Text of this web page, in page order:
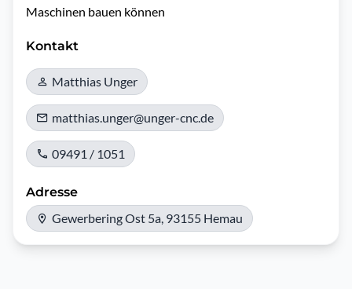
Maschinen bauen können
Kontakt
Matthias Unger
matthias.unger@unger-cnc.de
09491 / 1051
Adresse
Gewerbering Ost 5a, 93155 Hemau